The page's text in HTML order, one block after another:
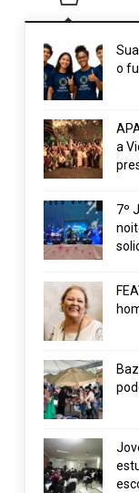
o
a
7º